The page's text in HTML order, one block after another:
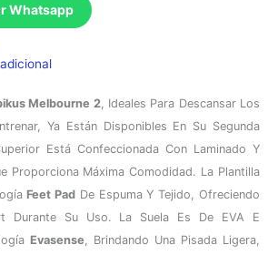
Whatsapp
Melbourne 2, Ideales Para Descansar Los
Ya Están Disponibles En Su Segunda
Está Confeccionada Con Laminado Y
Proporciona Máxima Comodidad. La Plantilla
Feet Pad De Espuma Y Tejido, Ofreciendo
Durante Su Uso. La Suela Es De EVA E
Evasense, Brindando Una Pisada Ligera,